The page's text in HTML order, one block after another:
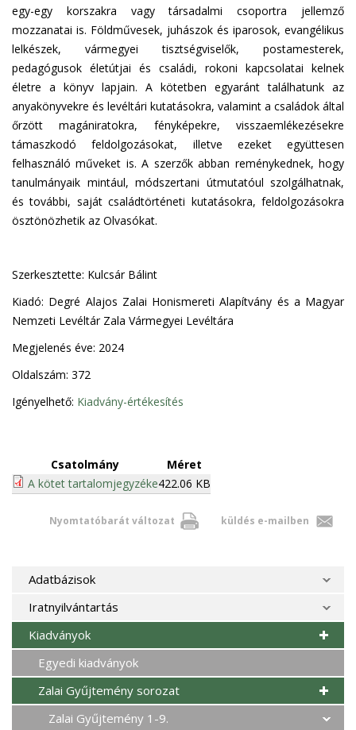
egy-egy korszakra vagy társadalmi csoportra jellemző
mozzanatai is. Földművesek, juhászok és iparosok, evangélikus
lelkészek, vármegyei tisztségviselők, postamesterek,
pedagógusok életútjai és családi, rokoni kapcsolatai kelnek
életre a könyv lapjain. A kötetben egyaránt találhatunk az
anyakönyvekre és levéltári kutatásokra, valamint a családok által
őrzött magániratokra, fényképekre, visszaemlékezésekre
támaszkodó feldolgozásokat, illetve ezeket együttesen
felhasználó műveket is. A szerzők abban reménykednek, hogy
tanulmányaik mintául, módszertani útmutatóul szolgálhatnak,
és további, saját családtörténeti kutatásokra, feldolgozásokra
ösztönözhetik az Olvasókat.
Szerkesztette: Kulcsár Bálint
Kiadó: Degré Alajos Zalai Honismereti Alapítvány és a Magyar
Nemzeti Levéltár Zala Vármegyei Levéltára
Megjelenés éve: 2024
Oldalszám: 372
Igényelhető: Kiadvány-értékesítés
Csatolmány
Méret
A kötet tartalomjegyzéke422.06 KB
Nyomtatóbarát változat küldés e-mailben
Adatbázisok
Iratnyilvántartás
Kiadványok
Egyedi kiadványok
Zalai Gyűjtemény sorozat
Zalai Gyűjtemény 1-9.